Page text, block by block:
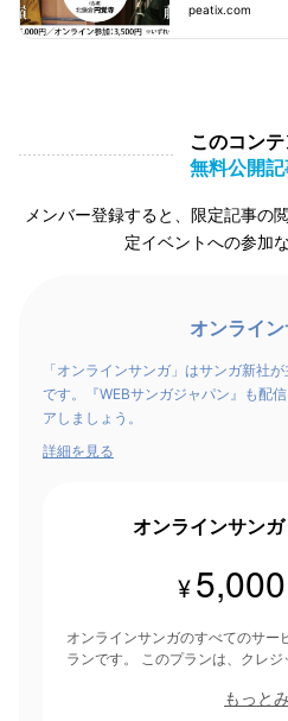
照師対談悟後
peatix.com
このコン
無料公開
メンバー登録すると、限定記事の
定イベントへの参加
オンライ
「オンラインサンガ」はサンガ新社
です。『WEBサンガジャパン』も配
アしましょう。
詳細を見る
オンラインサン
¥ 5,000
オンラインサンガのすべてのサー
ランです。 このプランは、クレジットカード決済をした日を
もっと